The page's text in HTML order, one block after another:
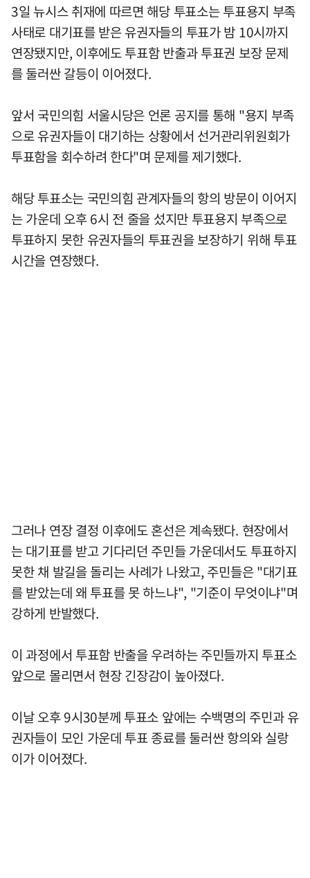
3일 뉴시스 취재에 따르면 해당 투표소는 투표용지 부족
사태로 대기표를 받은 유권자들의 투표가 밤 10시까지
연장됐지만, 이후에도 투표함 반출과 투표권 보장 문제
를 둘러싼 갈등이 이어졌다.
앞서 국민의힘 서울시당은 언론 공지를 통해 "용지 부족
으로 유권자들이 대기하는 상황에서 선거관리위원회가
투표함을 회수하려 한다"며 문제를 제기했다.
해당 투표소는 국민의힘 관계자들의 항의 방문이 이어지
는 가운데 오후 6시 전 줄을 섰지만 투표용지 부족으로
투표하지 못한 유권자들의 투표권을 보장하기 위해 투표
시간을 연장했다.
그러나 연장 결정 이후에도 혼선은 계속됐다. 현장에서
는 대기표를 받고 기다리던 주민들 가운데서도 투표하지
못한 채 발길을 돌리는 사례가 나왔고, 주민들은 "대기표
를 받았는데 왜 투표를 못 하느냐", "기준이 무엇이냐"며
강하게 반발했다.
이 과정에서 투표함 반출을 우려하는 주민들까지 투표소
앞으로 몰리면서 현장 긴장감이 높아졌다.
이날 오후 9시30분께 투표소 앞에는 수백명의 주민과 유
권자들이 모인 가운데 투표 종료를 둘러싼 항의와 실랑
이가 이어졌다.